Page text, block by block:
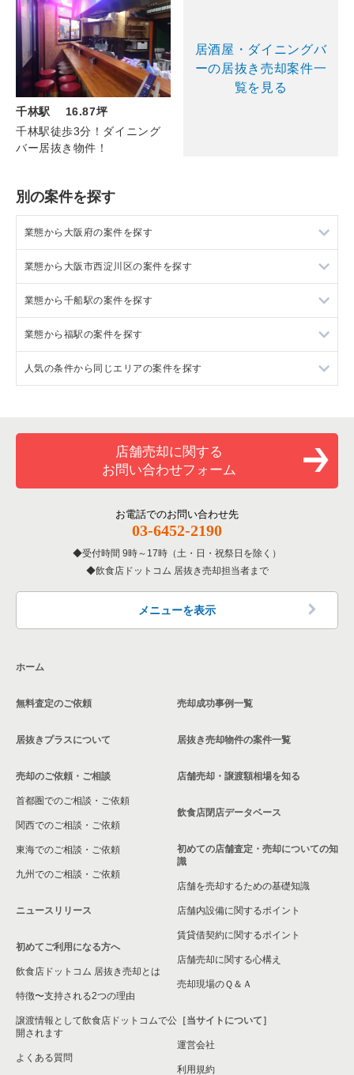
千林駅 16.87坪
千林駅徒歩3分！ダイニング
バー居抜き物件！
居酒屋・ダイニングバ
ーの居抜き売却案件一
覧を見る
別の案件を探す
業態から大阪府の案件を探す
大阪府のラーメンの居抜き売却物件の案件一覧
大阪府のフランス料理の居抜き売却物件の案件一覧
大阪府のイタリア料理の居抜き売却物件の案件一覧
大阪府の中華の居抜き売却物件の案件一覧
大阪府の寿司の居抜き売却物件の案件一覧
大阪府の焼肉の居抜き売却物件の案件一覧
大阪府のアジア料理の居抜き売却物件の案件一覧
大阪府のカフェの居抜き売却物件の案件一覧
大阪府のテイクアウトの居抜き売却物件の案件一覧
大阪府のカラオケ・パブ・スナックの居抜き売却物件の案件一
大阪府の洋食の居抜き売却物件の案件一覧
大阪府のその他の居抜き売却物件の案件一覧
業態から大阪市西淀川区の案件を探す
大阪市西淀川区の鉄板焼き・お好み焼の居抜き売却物件の案件
一覧
大阪市西淀川区のアジア料理の居抜き売却物件の案件一覧
大阪市西淀川区のカフェの居抜き売却物件の案件一覧
案件一覧
業態から千船駅の案件を探す
千船駅のカフェの居抜き売却物件の案件一覧
千船駅の居酒屋・ダイニングバーの居抜き売却物件の案件一覧
業態から福駅の案件を探す
福駅のアジア料理の居抜き売却物件の案件一覧
人気の条件から同じエリアの案件を探す
大阪市西淀川区の1階の飲食店の居抜き売却物件の案件一覧
千船駅の1階の飲食店の居抜き売却物件の案件一覧
大阪府の1階の居酒屋・ダイニングバーの居抜き売却物件の案件
千船駅の20坪以下の飲食店の居抜き売却物件の案件一覧
福駅の20坪以下の飲食店の居抜き売却物件の案件一覧
大阪府の20坪以下の居酒屋・ダイニングバーの居抜き売却物件
覧
大阪市西淀川区の現賃料20万円以下の飲食店の居抜き売却物件
の案件一覧
千船駅の現賃料20万円以下の飲食店の居抜き売却物件の案件一
福駅の現賃料20万円以下の飲食店の居抜き売却物件の案件一覧
大阪府の現賃料20万円以下の居酒屋・ダイニングバーの居抜き
売却物件の案件一覧
店舗売却に関する
お問い合わせフォーム
お電話でのお問い合わせ先
03-6452-2190
受付時間 9時～17時（土・日・祝祭日を除く）
飲食店ドットコム 居抜き売却担当者まで
メニューを表示
ホーム
無料査定のご依頼
居抜きプラスについて
売却のご依頼・ご相談
首都圏でのご相談・ご依頼
関西でのご相談・ご依頼
東海でのご相談・ご依頼
九州でのご相談・ご依頼
ニュースリリース
初めてご利用になる方へ
飲食店ドットコム 居抜き売却とは
特徴〜支持される2つの理由
譲渡情報として飲食店ドットコムで公
開されます
よくある質問
売却成功事例一覧
居抜き売却物件の案件一覧
店舗売却・譲渡額相場を知る
飲食店閉店データベース
初めての店舗査定・売却についての知
識
店舗を売却するための基礎知識
店舗内設備に関するポイント
賃貸借契約に関するポイント
店舗売却に関する心構え
売却現場のＱ＆Ａ
［当サイトについて］
運営会社
利用規約